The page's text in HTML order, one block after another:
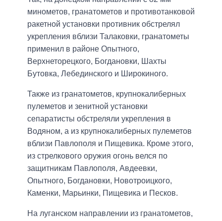
минометов, гранатометов и противотанковой
ракетной установки противник обстрелял
укрепления вблизи Талаковки, гранатометы
применил в районе Опытного,
Верхнеторецкого, Богдановки, Шахты
Бутовка, Лебединского и Широкиного.
Также из гранатометов, крупнокалиберных
пулеметов и зенитной установки
сепаратисты обстреляли укрепления в
Водяном, а из крупнокалиберных пулеметов
вблизи Павлополя и Пищевика. Кроме этого,
из стрелкового оружия огонь велся по
защитникам Павлополя, Авдеевки,
Опытного, Богдановки, Новотроицкого,
Каменки, Марьинки, Пищевика и Песков.
На луганском направлении из гранатометов,